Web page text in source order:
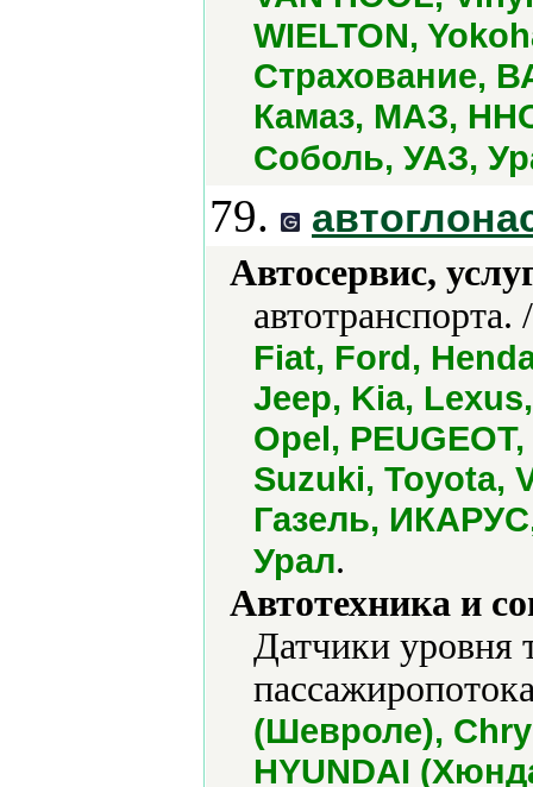
WIELTON,
Страхование,
Камаз, МАЗ,
Соболь, УАЗ,
79.
Автосервис,
автотранспорта.
Fiat, Ford,
Jeep, Kia,
Opel,
Suzuki, Toyota,
Газель,
Урал.
Автотехника и
Датчики уровня
(Шевроле),
HYUNDAI